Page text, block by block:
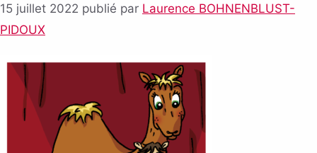
15 juillet 2022 publié par Laurence BOHNENBLUST-
PIDOUX